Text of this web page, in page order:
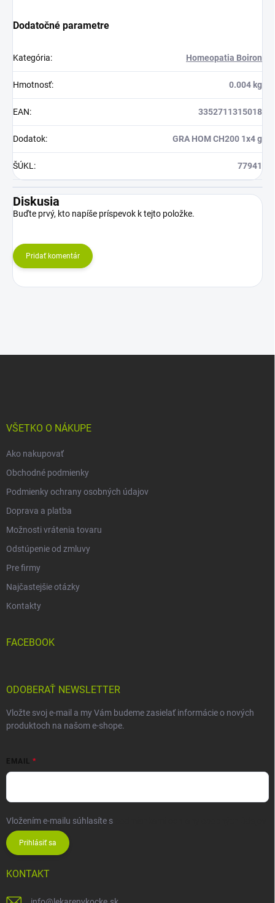
Dodatočné parametre
Kategória: Homeopatia Boiron
Hmotnosť: 0.004 kg
EAN: 3352711315018
Dodatok: GRA HOM CH200 1x4 g
ŠÚKL : 77941
Diskusia
Buďte prvý, kto napíše príspevok k tejto položke.
Pridať komentár
VŠETKO O NÁKUPE
Ako nakupovať
Obchodné podmienky
Podmienky ochrany osobných údajov
Doprava a platba
Možnosti vrátenia tovaru
Odstúpenie od zmluvy
Pre firmy
Najčastejšie otázky
Kontakty
FACEBOOK
ODOBERAŤ NEWSLETTER
Vložte svoj e-mail a my Vám budeme zasielať informácie o nových
produktoch na našom e-shope.
EMAIL
Vložením e-mailu súhlasíte s
Prihlásiť sa
KONTAKT